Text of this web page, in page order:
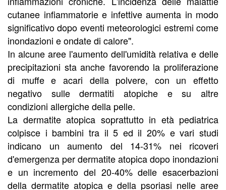
cutanee infiammatorie e infettive aumenta in modo
significativo dopo eventi meteorologici estremi come
inondazioni e ondate di calore".
In alcune aree l'aumento dell'umidità relativa e delle
precipitazioni sta anche favorendo la proliferazione
di muffe e acari della polvere, con un effetto
negativo sulle dermatiti atopiche e su altre
condizioni allergiche della pelle.
La dermatite atopica soprattutto in età pediatrica
colpisce i bambini tra il 5 ed il 20% e vari studi
indicano un aumento del 14-31% nei ricoveri
d'emergenza per dermatite atopica dopo inondazioni
e un incremento del 20-40% delle esacerbazioni
della dermatite atopica e della psoriasi nelle aree